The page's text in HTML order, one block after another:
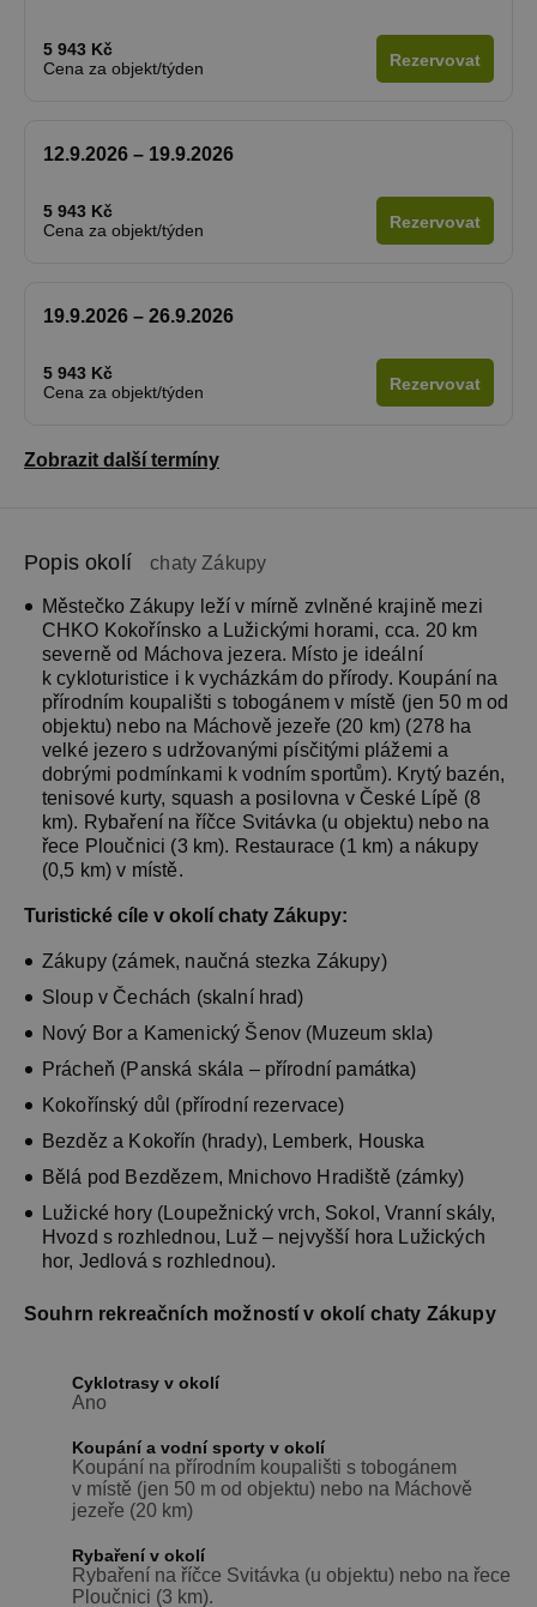
5 943 Kč
Cena za objekt/týden
Rezervovat
12.9.2026 – 19.9.2026
5 943 Kč
Cena za objekt/týden
Rezervovat
19.9.2026 – 26.9.2026
5 943 Kč
Cena za objekt/týden
Rezervovat
Zobrazit další termíny
Popis okolí chaty Zákupy
Městečko Zákupy leží v mírně zvlněné krajině mezi
CHKO Kokořínsko a Lužickými horami, cca. 20 km
severně od Máchova jezera. Místo je ideální
k cykloturistice i k vycházkám do přírody. Koupání na
přírodním koupališti s tobogánem v místě (jen 50 m od
objektu) nebo na Máchově jezeře (20 km) (278 ha
velké jezero s udržovanými písčitými plážemi a
dobrými podmínkami k vodním sportům). Krytý bazén,
tenisové kurty, squash a posilovna v České Lípě (8
km). Rybaření na říčce Svitávka (u objektu) nebo na
řece Ploučnici (3 km). Restaurace (1 km) a nákupy
(0,5 km) v místě.
Turistické cíle v okolí chaty Zákupy:
Zákupy (zámek, naučná stezka Zákupy)
Sloup v Čechách (skalní hrad)
Nový Bor a Kamenický Šenov (Muzeum skla)
Prácheň (Panská skála – přírodní památka)
Kokořínský důl (přírodní rezervace)
Bezděz a Kokořín (hrady), Lemberk, Houska
Bělá pod Bezdězem, Mnichovo Hradiště (zámky)
Lužické hory (Loupežnický vrch, Sokol, Vranní skály,
Hvozd s rozhlednou, Luž – nejvyšší hora Lužických
hor, Jedlová s rozhlednou).
Souhrn rekreačních možností v okolí chaty Zákupy
Cyklotrasy v okolí
Ano
Koupání a vodní sporty v okolí
Koupání na přírodním koupališti s tobogánem
v místě (jen 50 m od objektu) nebo na Máchově
jezeře (20 km)
Rybaření v okolí
Rybaření na říčce Svitávka (u objektu) nebo na řece
Ploučnici (3 km).